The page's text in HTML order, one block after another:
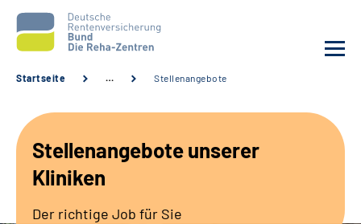
Unsere Kliniken
Startseite … Stellenangebote
Stellenangebote unserer
Kliniken
Der richtige Job für Sie